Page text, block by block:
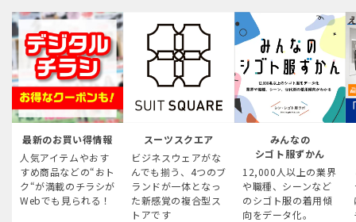
最新のお買い得情報
人気アイテムやおす
すめ商品などの“おト
ク“が満載のチラシが
Webでも見られる！
スーツスクエア
ビジネスウェアがな
んでも揃う、4つのブ
ランドが一体となっ
た新感覚の複合型ス
トアです
みんなの
シゴト服ずかん
12,000人以上の業界
や職種、シーンなど
のシゴト服の着用傾
向をデータ化。